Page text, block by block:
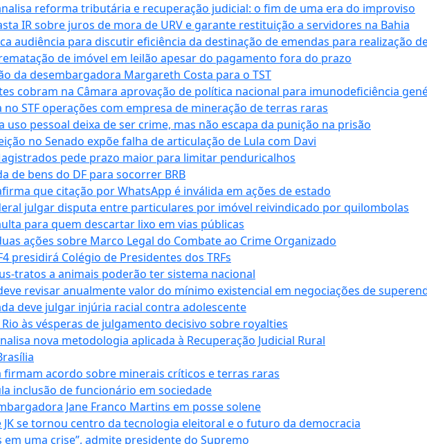
reforma tributária e recuperação judicial: o fim de uma era do improviso
IR sobre juros de mora de URV e garante restituição a servidores na Bahia
audiência para discutir eficiência da destinação de emendas para realização
de imóvel em leilão apesar do pagamento fora do prazo
da desembargadora Margareth Costa para o TST
cobram na Câmara aprovação de política nacional para imunodeficiência
STF operações com empresa de mineração de terras raras
uso pessoal deixa de ser crime, mas não escapa da punição na prisão
no Senado expõe falha de articulação de Lula com Davi
pede prazo maior para limitar penduricalhos
de bens do DF para socorrer BRB
que citação por WhatsApp é inválida em ações de estado
julgar disputa entre particulares por imóvel reivindicado por quilombolas
para quem descartar lixo em vias públicas
ações sobre Marco Legal do Combate ao Crime Organizado
presidirá Colégio de Presidentes dos TRFs
tratos a animais poderão ter sistema nacional
revisar anualmente valor do mínimo existencial em negociações de
deve julgar injúria racial contra adolescente
às vésperas de julgamento decisivo sobre royalties
nova metodologia aplicada à Recuperação Judicial Rural
firmam acordo sobre minerais críticos e terras raras
inclusão de funcionário em sociedade
Jane Franco Martins em posse solene
JK se tornou centro da tecnologia eleitoral e o futuro da democracia
em uma crise”, admite presidente do Supremo